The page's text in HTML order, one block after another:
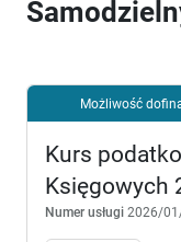
Możliwość
Kurs
Księgowych
Numer usługi 2026/